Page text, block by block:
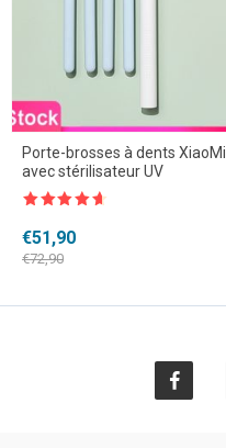
Porte-brosses à dents XiaoMi
avec stérilisateur UV
€72,90
Le
prix
€51,90
Le
prix